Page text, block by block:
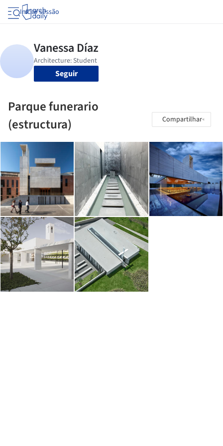
Iniciar sessão
Seguir
Parque funerario
(estructura)
Compartilhar